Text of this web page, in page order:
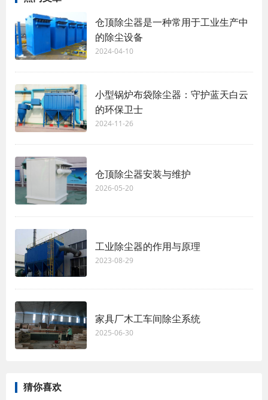
仓顶除尘器是一种常用于工业生产中
的除尘设备
2024-04-10
小型锅炉布袋除尘器：守护蓝天白云
的环保卫士
2024-11-26
仓顶除尘器安装与维护
2026-05-20
工业除尘器的作用与原理
2023-08-29
家具厂木工车间除尘系统
2025-06-30
猜你喜欢